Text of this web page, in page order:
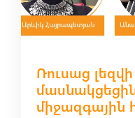
Ռուսաց լեզվի
միջազգային